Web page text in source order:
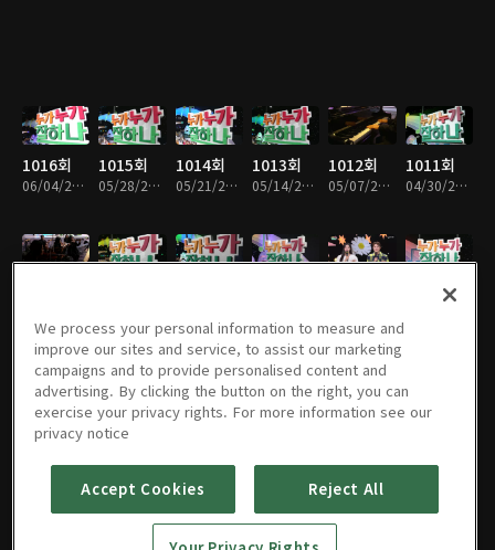
1016회
06/04/2026 • 58분
1015회
05/28/2026 • 57분
1014회
05/21/2026 • 57분
1013회
05/14/2026 • 58분
1012회
05/07/2026 • 57분
1011회
04/30/2026 • 58분
1005회
1004회
03/12/2026 • 58분
1003회 1002회 1001회 1000회 999회
We process your personal information to measure and
improve our sites and service, to assist our marketing
campaigns and to provide personalised content and
advertising. By clicking the button on the right, you can
exercise your privacy rights. For more information see our
privacy notice
Accept Cookies Reject All